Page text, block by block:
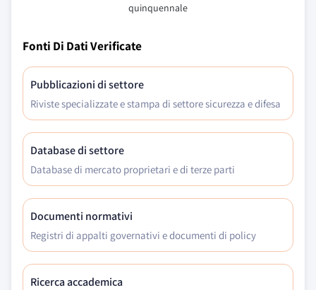
quinquennale
Fonti Di Dati Verificate
Pubblicazioni di settore
Riviste specializzate e stampa di settore sicurezza e difesa
Database di settore
Database di mercato proprietari e di terze parti
Documenti normativi
Registri di appalti governativi e documenti di policy
Ricerca accademica